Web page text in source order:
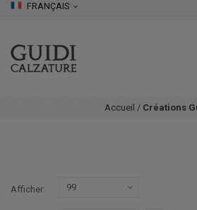
FRANÇAIS
Accueil / Créations
Afficher